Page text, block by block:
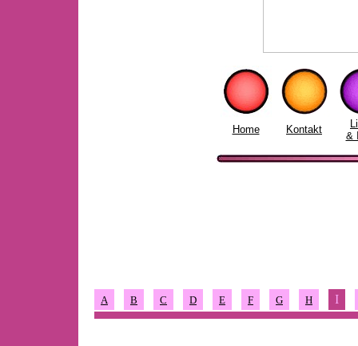
Home Kontakt
&
A B C D E F G H I